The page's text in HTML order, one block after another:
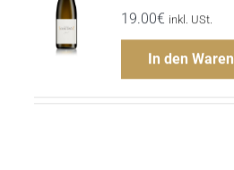
19.00€ inkl. USt.
In den